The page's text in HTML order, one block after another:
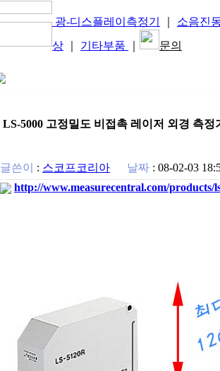
광-디스플레이측정기
소음진
상
기타부품 문의
LS-5000 고정밀도 비접촉 레이저 외경 측정
글쓴이 : 스코프코리아 날짜 : 08-02-03
http://www.measurecentral.com/products/